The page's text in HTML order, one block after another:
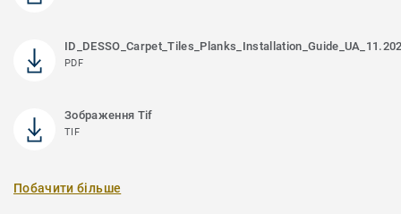
PDF
Зображення Tif
TIF
Побачити більше